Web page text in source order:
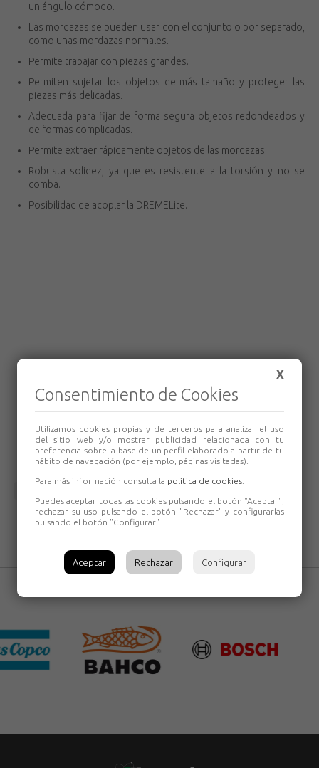
un ángulo cómodo.
Las mordazas se pueden usar con el conjunto o por separado,
como unas mordazas normales.
Permite trabajar con piezas grandes.
Permiten sujetar los objetos de más tamaño y proteger las
piezas más delicadas.
Adecuada para fijar de forma segura objetos redondeados y
de formas complicadas.
Permite extraer rápidamente objetos de las mordazas.
Robusta solidez, ya que es resistente a la torsión y no se
comba.
Posibilidad de acoplar la DREMELite.
X
Consentimiento de Cookies
Utilizamos cookies propias y de terceros para analizar el uso
del sitio web y/o mostrar publicidad relacionada con tu
preferencia sobre la base de un perfil elaborado a partir de tu
hábito de navegación (por ejemplo, páginas visitadas).
Para más información consulta la política de cookies
Puedes aceptar todas las cookies pulsando el botón "Aceptar",
rechazar su uso pulsando el botón "Rechazar" y configurarlas
pulsando el botón "Configurar".
Aceptar Rechazar Configurar